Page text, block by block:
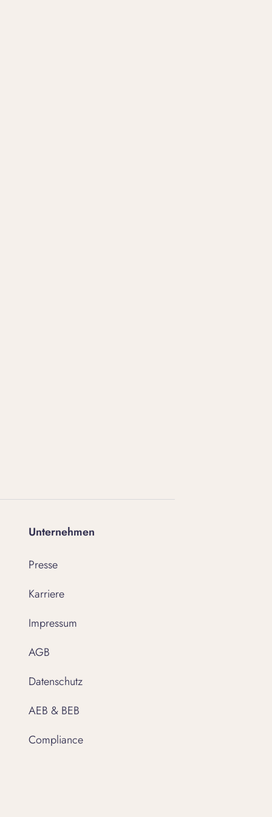
Unternehmen
Presse
Karriere
Impressum
AGB
Datenschutz
AEB & BEB
Compliance